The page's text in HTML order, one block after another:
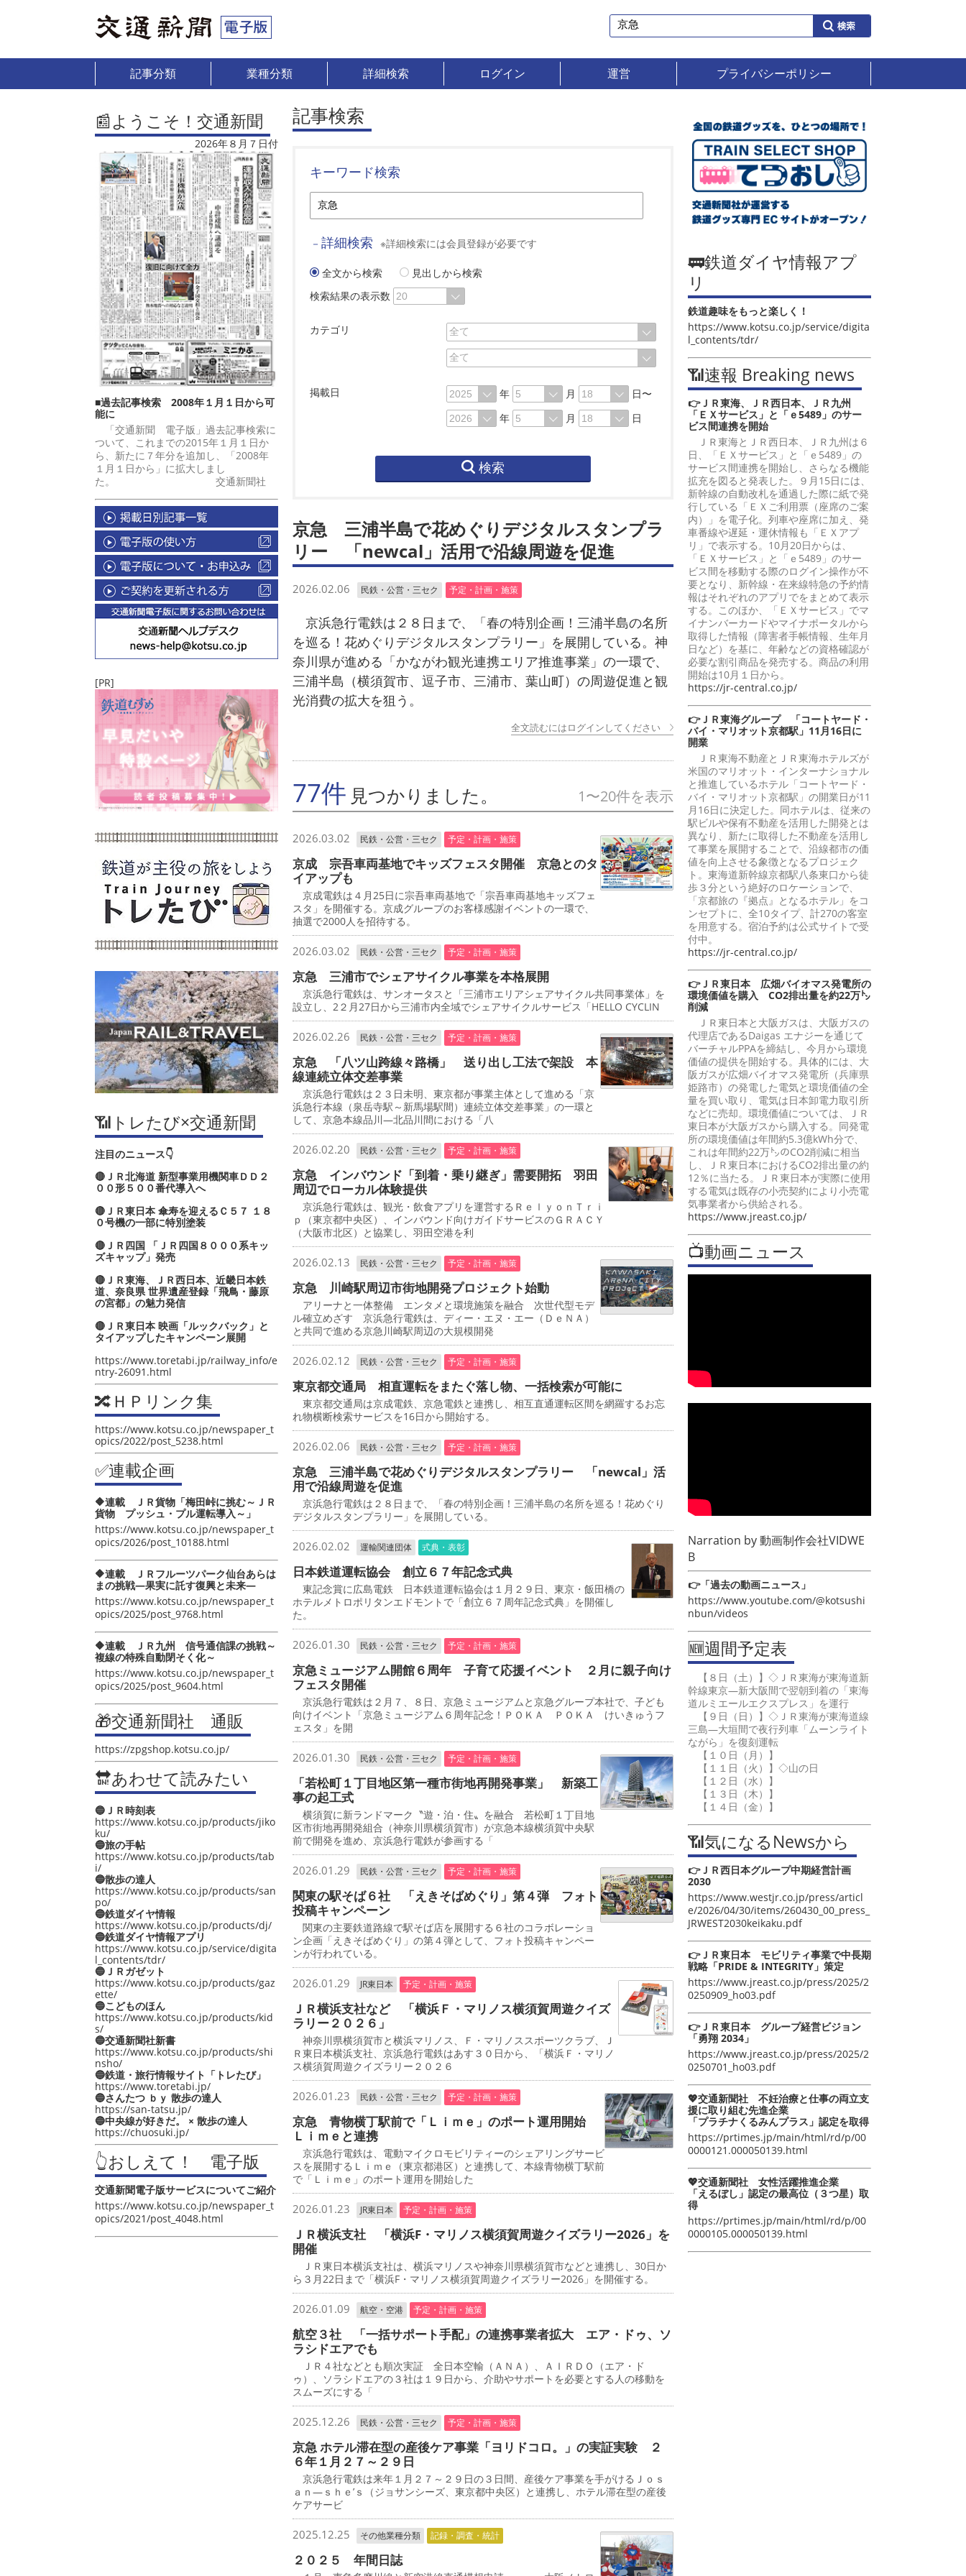
記事分類 業種分類 詳細検索 ログイン 運営 プライバシーポリシー
📰ようこそ！交通新聞
2026年８月７日付
■過去記事検索 2008年１月１日から可
能に
「交通新聞 電子版」過去記事検索に
ついて、これまでの2015年１月１日か
ら、新たに７年分を追加し、「2008年
１月１日から」に拡大しまし
た。 交通新聞社
[PR]
📶トレたび×交通新聞
注目のニュース👇
🔴ＪＲ北海道 新型事業用機関車ＤＤ２
００形５００番代導入へ
🔴ＪＲ東日本 傘寿を迎えるＣ５７ １８
０号機の一部に特別塗装
🔴ＪＲ四国 「ＪＲ四国８０００系キッ
ズキャップ」発売
🔴ＪＲ東海、ＪＲ西日本、近畿日本鉄
道、奈良県 世界遺産登録「飛鳥・藤原
の宮都」の魅力発信
🔴ＪＲ東日本 映画「ルックバック」と
タイアップしたキャンペーン展開
https://www.toretabi.jp/railway_info/e
ntry-26091.html
🔀ＨＰリンク集
https://www.kotsu.co.jp/newspaper_t
opics/2022/post_5238.html
✅連載企画
🔶連載 ＪＲ貨物「梅田峠に挑む～ＪＲ
貨物 プッシュ・プル運転導入～」
https://www.kotsu.co.jp/newspaper_t
opics/2026/post_10188.html
🔶連載 ＪＲフルーツパーク仙台あらは
まの挑戦―果実に託す復興と未来―
https://www.kotsu.co.jp/newspaper_t
opics/2025/post_9768.html
🔶連載 ＪＲ九州 信号通信課の挑戦～
複線の特殊自動閉そく化～
https://www.kotsu.co.jp/newspaper_t
opics/2025/post_9604.html
🎁交通新聞社 通販
https://zpgshop.kotsu.co.jp/
🔛あわせて読みたい
🔵ＪＲ時刻表
https://www.kotsu.co.jp/products/jiko
ku/
🔵旅の手帖
https://www.kotsu.co.jp/products/tab
i/
🔵散歩の達人
https://www.kotsu.co.jp/products/san
po/
🔵鉄道ダイヤ情報
https://www.kotsu.co.jp/products/dj/
🔵鉄道ダイヤ情報アプリ
https://www.kotsu.co.jp/service/digita
l_contents/tdr/
🔵ＪＲガゼット
https://www.kotsu.co.jp/products/gaz
ette/
🔵こどものほん
https://www.kotsu.co.jp/products/kid
s/
🔵交通新聞社新書
https://www.kotsu.co.jp/products/shi
nsho/
🔵鉄道・旅行情報サイト「トレたび」
https://www.toretabi.jp/
🔵さんたつ ｂｙ 散歩の達人
https://san-tatsu.jp/
🔵中央線が好きだ。 × 散歩の達人
https://chuosuki.jp/
👆おしえて！ 電子版
交通新聞電子版サービスについてご紹介
https://www.kotsu.co.jp/newspaper_t
opics/2021/post_4048.html
記事検索
キーワード検索
－ 詳細検索 ※詳細検索には会員登録が必要です
全文から検索
見出しから検索
検索結果の表示数
カテゴリ
掲載日 年 月
日〜
年
月 日
検索
京急 三浦半島で花めぐりデジタルスタンプラ
リー 「newcal」活用で沿線周遊を促進
2026.02.06 民鉄・公営・三セク 予定・計画・施策
京浜急行電鉄は２８日まで、「春の特別企画！三浦半島の名所
を巡る！花めぐりデジタルスタンプラリー」を展開している。神
奈川県が進める「かながわ観光連携エリア推進事業」の一環で、
三浦半島（横須賀市、逗子市、三浦市、葉山町）の周遊促進と観
光消費の拡大を狙う。
全文読むにはログインしてください
77件 見つかりました。 1〜20件を表示
2026.03.02 民鉄・公営・三セク 予定・計画・施策
京成 宗吾車両基地でキッズフェスタ開催 京急とのタ
イアップも
京成電鉄は４月25日に宗吾車両基地で「宗吾車両基地キッズフェ
スタ」を開催する。京成グループのお客様感謝イベントの一環で、
抽選で2000人を招待する。
2026.03.02 民鉄・公営・三セク 予定・計画・施策
京急 三浦市でシェアサイクル事業を本格展開
京浜急行電鉄は、サンオータスと「三浦市エリアシェアサイクル共同事業体」を
設立し、2２月27日から三浦市内全域でシェアサイクルサービス「HELLO CYCLIN
2026.02.26 民鉄・公営・三セク 予定・計画・施策
京急 「八ツ山跨線々路橋」 送り出し工法で架設 本
線連続立体交差事業
京浜急行電鉄は２３日未明、東京都が事業主体として進める「京
浜急行本線（泉岳寺駅～新馬場駅間）連続立体交差事業」の一環と
して、京急本線品川―北品川間における「八
2026.02.20 民鉄・公営・三セク 予定・計画・施策
京急 インバウンド「到着・乗り継ぎ」需要開拓 羽田
周辺でローカル体験提供
京浜急行電鉄は、観光・飲食アプリを運営するＲｅｌｙｏｎＴｒｉ
ｐ（東京都中央区）、インバウンド向けガイドサービスのＧＲＡＣＹ
（大阪市北区）と協業し、羽田空港を利
2026.02.13 民鉄・公営・三セク 予定・計画・施策
京急 川崎駅周辺市街地開発プロジェクト始動
アリーナと一体整備 エンタメと環境施策を融合 次世代型モデ
ル確立めざす 京浜急行電鉄は、ディー・エヌ・エー（ＤｅＮＡ）
と共同で進める京急川崎駅周辺の大規模開発
2026.02.12 民鉄・公営・三セク 予定・計画・施策
東京都交通局 相直運転をまたぐ落し物、一括検索が可能に
東京都交通局は京成電鉄、京急電鉄と連携し、相互直通運転区間を網羅するお忘
れ物横断検索サービスを16日から開始する。
2026.02.06 民鉄・公営・三セク 予定・計画・施策
京急 三浦半島で花めぐりデジタルスタンプラリー 「newcal」活
用で沿線周遊を促進
京浜急行電鉄は２８日まで、「春の特別企画！三浦半島の名所を巡る！花めぐり
デジタルスタンプラリー」を展開している。
2026.02.02 運輸関連団体 式典・表彰
日本鉄道運転協会 創立６７年記念式典
東記念賞に広島電鉄 日本鉄道運転協会は１月２９日、東京・飯田橋の
ホテルメトロポリタンエドモントで「創立６７周年記念式典」を開催し
た。
2026.01.30 民鉄・公営・三セク 予定・計画・施策
京急ミュージアム開館６周年 子育て応援イベント ２月に親子向け
フェスタ開催
京浜急行電鉄は２月７、８日、京急ミュージアムと京急グループ本社で、子ども
向けイベント「京急ミュージアム６周年記念！ＰＯＫＡ ＰＯＫＡ けいきゅうフ
ェスタ」を開
2026.01.30 民鉄・公営・三セク 予定・計画・施策
「若松町１丁目地区第一種市街地再開発事業」 新築工
事の起工式
横須賀に新ランドマーク〝遊・泊・住〟を融合 若松町１丁目地
区市街地再開発組合（神奈川県横須賀市）が京急本線横須賀中央駅
前で開発を進め、京浜急行電鉄が参画する「
2026.01.29 民鉄・公営・三セク 予定・計画・施策
関東の駅そば６社 「えきそばめぐり」第４弾 フォト
投稿キャンペーン
関東の主要鉄道路線で駅そば店を展開する６社のコラボレーショ
ン企画「えきそばめぐり」の第４弾として、フォト投稿キャンペー
ンが行われている。
2026.01.29 JR東日本 予定・計画・施策
ＪＲ横浜支社など 「横浜Ｆ・マリノス横須賀周遊クイズ
ラリー２０２６」
神奈川県横須賀市と横浜マリノス、Ｆ・マリノススポーツクラブ、Ｊ
Ｒ東日本横浜支社、京浜急行電鉄はあす３０日から、「横浜Ｆ・マリノ
ス横須賀周遊クイズラリー２０２６
2026.01.23 民鉄・公営・三セク 予定・計画・施策
京急 青物横丁駅前で「Ｌｉｍｅ」のポート運用開始
Ｌｉｍｅと連携
京浜急行電鉄は、電動マイクロモビリティーのシェアリングサービ
スを展開するＬｉｍｅ（東京都港区）と連携して、本線青物横丁駅前
で「Ｌｉｍｅ」のポート運用を開始した
2026.01.23 JR東日本 予定・計画・施策
ＪＲ横浜支社 「横浜F・マリノス横須賀周遊クイズラリー2026」を
開催
ＪＲ東日本横浜支社は、横浜マリノスや神奈川県横須賀市などと連携し、30日か
ら３月22日まで「横浜F・マリノス横須賀周遊クイズラリー2026」を開催する。
2026.01.09 航空・空港 予定・計画・施策
航空３社 「一括サポート手配」の連携事業者拡大 エア・ドゥ、ソ
ラシドエアでも
ＪＲ４社などとも順次実証 全日本空輸（ＡＮＡ）、ＡＩＲＤＯ（エア・ド
ゥ）、ソラシドエアの３社は１９日から、介助やサポートを必要とする人の移動を
スムーズにする「
2025.12.26 民鉄・公営・三セク 予定・計画・施策
京急 ホテル滞在型の産後ケア事業「ヨリドコロ。」の実証実験 ２
６年１月２７～２９日
京浜急行電鉄は来年１月２７～２９日の３日間、産後ケア事業を手がけるＪｏｓ
ａｎ―ｓｈｅ’ｓ（ジョサンシーズ、東京都中央区）と連携し、ホテル滞在型の産後
ケアサービ
2025.12.25 その他業種分類 記録・調査・統計
２０２５ 年間日誌
🚃鉄道ダイヤ情報アプ
リ
鉄道趣味をもっと楽しく！
https://www.kotsu.co.jp/service/digita
l_contents/tdr/
📶速報 Breaking news
👉ＪＲ東海、ＪＲ西日本、ＪＲ九州
「ＥＸサービス」と「ｅ5489」のサー
ビス間連携を開始
ＪＲ東海とＪＲ西日本、ＪＲ九州は６
日、「ＥＸサービス」と「ｅ5489」の
サービス間連携を開始し、さらなる機能
拡充を図ると発表した。９月15日には、
新幹線の自動改札を通過した際に紙で発
行している「ＥＸご利用票（座席のご案
内）」を電子化。列車や座席に加え、発
車番線や遅延・運休情報も「ＥＸアプ
リ」で表示する。10月20日からは、
「ＥＸサービス」と「ｅ5489」のサー
ビス間を移動する際のログイン操作が不
要となり、新幹線・在来線特急の予約情
報はそれぞれのアプリでをまとめて表示
する。このほか、「ＥＸサービス」でマ
イナンバーカードやマイナポータルから
取得した情報（障害者手帳情報、生年月
日など）を基に、年齢などの資格確認が
必要な割引商品を発売する。商品の利用
開始は10月１日から。
https://jr-central.co.jp/
👉ＪＲ東海グループ 「コートヤード・
バイ・マリオット京都駅」11月16日に
開業
ＪＲ東海不動産とＪＲ東海ホテルズが
米国のマリオット・インターナショナル
と推進しているホテル「コートヤード・
バイ・マリオット京都駅」の開業日が11
月16日に決定した。同ホテルは、従来の
駅ビルや保有不動産を活用した開発とは
異なり、新たに取得した不動産を活用し
て事業を展開することで、沿線都市の価
値を向上させる象徴となるプロジェク
ト。東海道新幹線京都駅八条東口から徒
歩３分という絶好のロケーションで、
「京都旅の『拠点』となるホテル」をコ
ンセプトに、全10タイプ、計270の客室
を用意する。宿泊予約は公式サイトで受
付中。
https://jr-central.co.jp/
👉ＪＲ東日本 広畑バイオマス発電所の
環境価値を購入 CO2排出量を約22万㌧
削減
ＪＲ東日本と大阪ガスは、大阪ガスの
代理店であるDaigas エナジーを通じて
バーチャルPPAを締結し、今月から環境
価値の提供を開始する。具体的には、大
阪ガスが広畑バイオマス発電所（兵庫県
姫路市）の発電した電気と環境価値の全
量を買い取り、電気は日本卸電力取引所
などに売却。環境価値については、ＪＲ
東日本が大阪ガスから購入する。同発電
所の環境価値は年間約5.3億kWh分で、
これは年間約22万㌧のCO2削減に相当
し、ＪＲ東日本におけるCO2排出量の約
12％に当たる。ＪＲ東日本が実際に使用
する電気は既存の小売契約により小売電
気事業者から供給される。
https://www.jreast.co.jp/
📺動画ニュース
Narration by動画制作会社VIDWE
B
👉「過去の動画ニュース」
https://www.youtube.com/@kotsushi
nbun/videos
🆕週間予定表
【８日（土）】◇ＪＲ東海が東海道新
幹線東京―新大阪間で翌朝到着の「東海
道ルミエールエクスプレス」を運行
【９日（日）】◇ＪＲ東海が東海道線
三島―大垣間で夜行列車「ムーンライト
ながら」を復刻運転
【１０日（月）】
【１１日（火）】◇山の日
【１２日（水）】
【１３日（木）】
【１４日（金）】
📶気になるNewsから
👉ＪＲ西日本グループ中期経営計画
2030
https://www.westjr.co.jp/press/articl
e/2026/04/30/items/260430_00_press_
JRWEST2030keikaku.pdf
👉ＪＲ東日本 モビリティ事業で中長期
戦略「PRIDE & INTEGRITY」策定
https://www.jreast.co.jp/press/2025/2
0250909_ho03.pdf
👉ＪＲ東日本 グループ経営ビジョン
「勇翔 2034」
https://www.jreast.co.jp/press/2025/2
0250701_ho03.pdf
💖交通新聞社 不妊治療と仕事の両立支
援に取り組む先進企業
「プラチナくるみんプラス」認定を取得
https://prtimes.jp/main/html/rd/p/00
0000121.000050139.html
💖交通新聞社 女性活躍推進企業
「えるぼし」認定の最高位（３つ星）取
得
https://prtimes.jp/main/html/rd/p/00
0000105.000050139.html